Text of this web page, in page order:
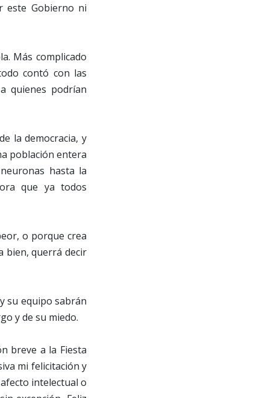
este Gobierno ni
Más complicado
contó con las
quienes podrían
la democracia, y
población entera
hasta la
que ya todos
o porque crea
bien, querrá decir
su equipo sabrán
y de su miedo.
breve a la Fiesta
mi felicitación y
intelectual o